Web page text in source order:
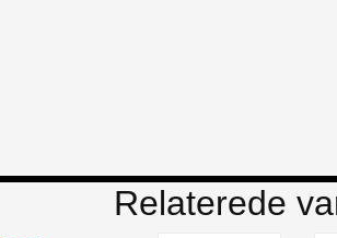
Relaterede